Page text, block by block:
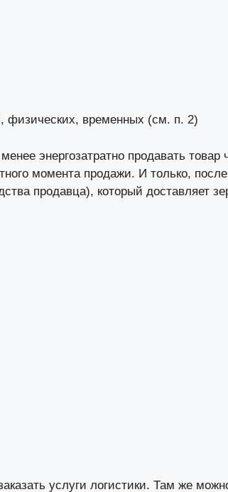
временных (см. п. 2)
энергозатратно продавать товар
момента продажи. И только,
продавца), который доставляет
услуги логистики. Там же